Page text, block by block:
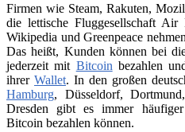
Firmen wie Steam, Rakuten,
die lettische Fluggesellschaft
Wikipedia und Greenpeace
Das heißt, Kunden können bei
jederzeit mit Bitcoin bezahlen
ihrer Wallet. In den großen
Hamburg, Düsseldorf,
Dresden gibt es immer
Bitcoin bezahlen können.